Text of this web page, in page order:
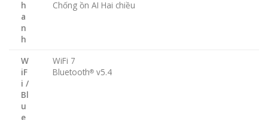
h
a
n
h
Chống ồn AI Hai chiều
W
iF
i /
Bl
u
e
WiFi 7
Bluetooth® v5.4